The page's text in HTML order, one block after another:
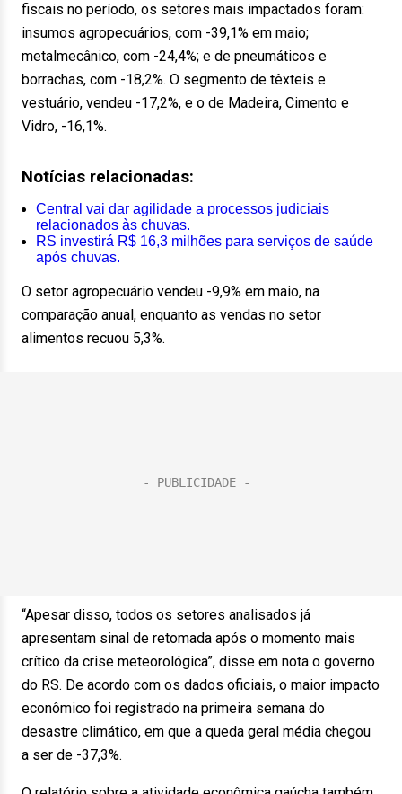
fiscais no período, os setores mais impactados foram:
insumos agropecuários, com -39,1% em maio;
metalmecânico, com -24,4%; e de pneumáticos e
borrachas, com -18,2%. O segmento de têxteis e
vestuário, vendeu -17,2%, e o de Madeira, Cimento e
Vidro, -16,1%.
Notícias relacionadas:
Central vai dar agilidade a processos judiciais
relacionados às chuvas.
RS investirá R$ 16,3 milhões para serviços de saúde
após chuvas.
O setor agropecuário vendeu -9,9% em maio, na
comparação anual, enquanto as vendas no setor
alimentos recuou 5,3%.
“Apesar disso, todos os setores analisados já
apresentam sinal de retomada após o momento mais
crítico da crise meteorológica”, disse em nota o governo
do RS. De acordo com os dados oficiais, o maior impacto
econômico foi registrado na primeira semana do
desastre climático, em que a queda geral média chegou
a ser de -37,3%.